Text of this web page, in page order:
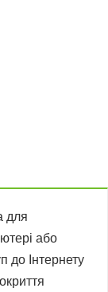
для
або
до Інтернету